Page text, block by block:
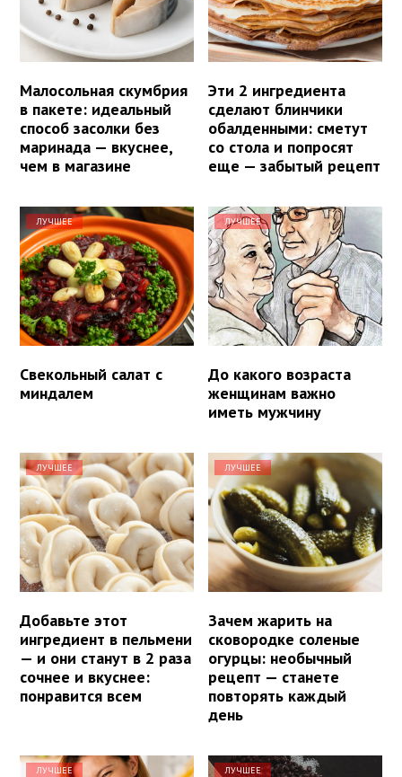
Малосольная скумбрия
в пакете: идеальный
способ засолки без
маринада — вкуснее,
чем в магазине
Эти 2 ингредиента
сделают блинчики
обалденными: сметут
со стола и попросят
еще — забытый рецепт
ЛУЧШЕЕ
Свекольный салат с
миндалем
ЛУЧШЕЕ
До какого возраста
женщинам важно
иметь мужчину
ЛУЧШЕЕ
Добавьте этот
ингредиент в пельмени
— и они станут в 2 раза
сочнее и вкуснее:
понравится всем
ЛУЧШЕЕ
Зачем жарить на
сковородке соленые
огурцы: необычный
рецепт — станете
повторять каждый
день
ЛУЧШЕЕ ЛУЧШЕЕ